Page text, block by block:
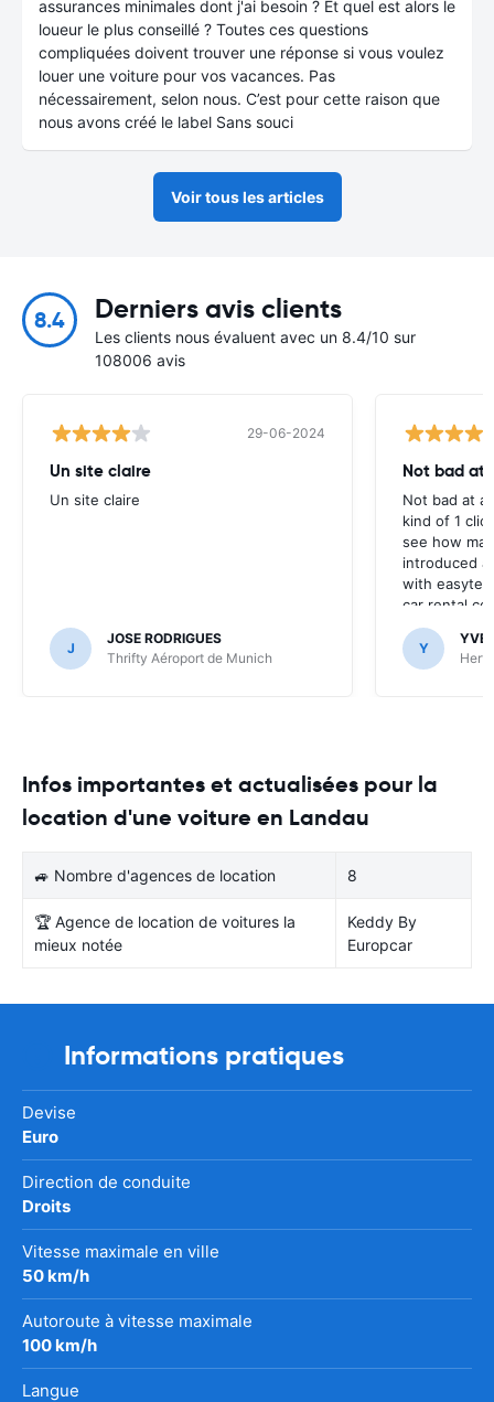
assurances minimales dont j'ai besoin ? Et quel est alors le
loueur le plus conseillé ? Toutes ces questions
compliquées doivent trouver une réponse si vous voulez
louer une voiture pour vos vacances. Pas
nécessairement, selon nous. C’est pour cette raison que
nous avons créé le label Sans souci
Voir tous les articles
8.4 Derniers avis clients
Les clients nous évaluent avec un 8.4/10 sur
108006 avis
29-06-2024
Un site claire
Un site claire
J
JOSE RODRIGUES
Thrifty Aéroport de Munich
Not bad at
Not bad at
kind of 1
see how
introduced
with
car rental
Y
Infos importantes et actualisées pour la
location d'une voiture en Landau
🚙 Nombre d'agences de location 8
🏆 Agence de location de voitures la
mieux notée
Keddy By
Europcar
Informations pratiques
Devise
Euro
Direction de conduite
Droits
Vitesse maximale en ville
50 km/h
Autoroute à vitesse maximale
100 km/h
Langue